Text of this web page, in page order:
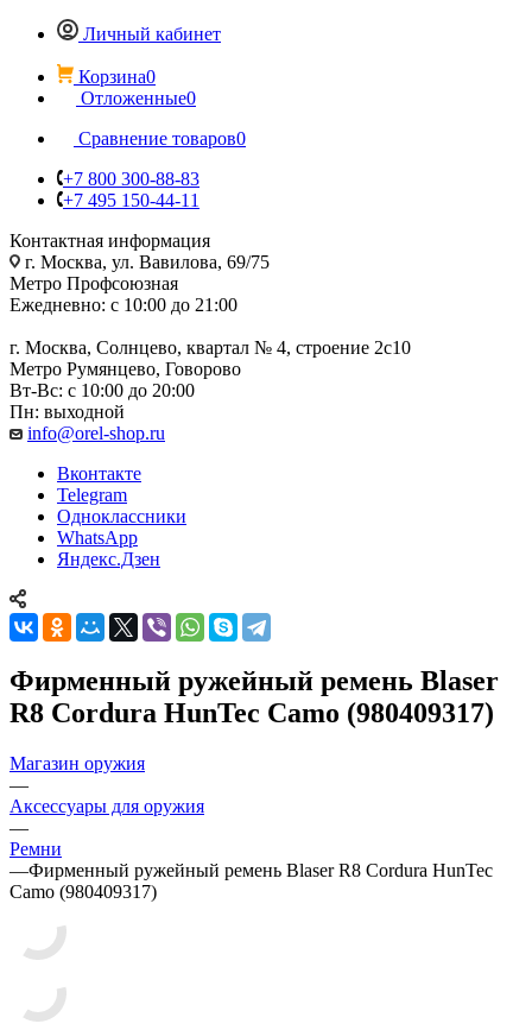
Личный кабинет
Корзина0
Отложенные0
Сравнение товаров0
+7 800 300-88-83
+7 495 150-44-11
Контактная информация
г. Москва, ул. Вавилова, 69/75
Метро Профсоюзная
Ежедневно: с 10:00 до 21:00
г. Москва, Солнцево, квартал № 4, строение 2с10
Метро Румянцево, Говорово
Вт-Вс: с 10:00 до 20:00
Пн: выходной
info@orel-shop.ru
Вконтакте
Telegram
Одноклассники
WhatsApp
Яндекс.Дзен
Фирменный ружейный ремень Blaser
R8 Cordura HunTec Camo (980409317)
Магазин оружия
—
Аксессуары для оружия
—
Ремни
—Фирменный ружейный ремень Blaser R8 Cordura HunTec
Camo (980409317)